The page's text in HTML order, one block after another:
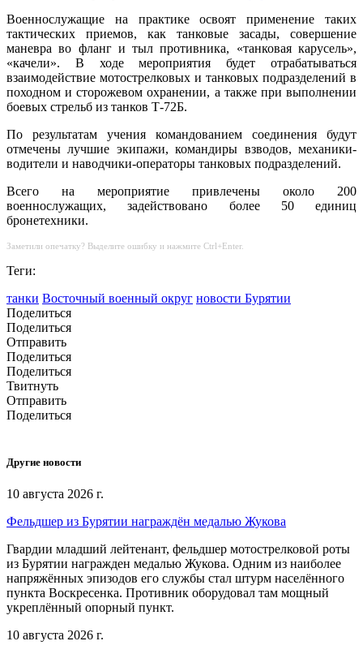
Военнослужащие на практике освоят применение таких
тактических приемов, как танковые засады, совершение
маневра во фланг и тыл противника, «танковая карусель»,
«качели». В ходе мероприятия будет отрабатываться
взаимодействие мотострелковых и танковых подразделений в
походном и сторожевом охранении, а также при выполнении
боевых стрельб из танков Т-72Б.
По результатам учения командованием соединения будут
отмечены лучшие экипажи, командиры взводов, механики-
водители и наводчики-операторы танковых подразделений.
Всего на мероприятие привлечены около 200
военнослужащих, задействовано более 50 единиц
бронетехники.
Заметили опечатку? Выделите ошибку и нажмите Ctrl+Enter.
Теги:
танки Восточный военный округ новости Бурятии
Поделиться
Поделиться
Отправить
Поделиться
Поделиться
Твитнуть
Отправить
Поделиться
Другие новости
10 августа 2026 г.
Фельдшер из Бурятии награждён медалью Жукова
Гвардии младший лейтенант, фельдшер мотострелковой роты
из Бурятии награжден медалью Жукова. Одним из наиболее
напряжённых эпизодов его службы стал штурм населённого
пункта Воскресенка. Противник оборудовал там мощный
укреплённый опорный пункт.
10 августа 2026 г.